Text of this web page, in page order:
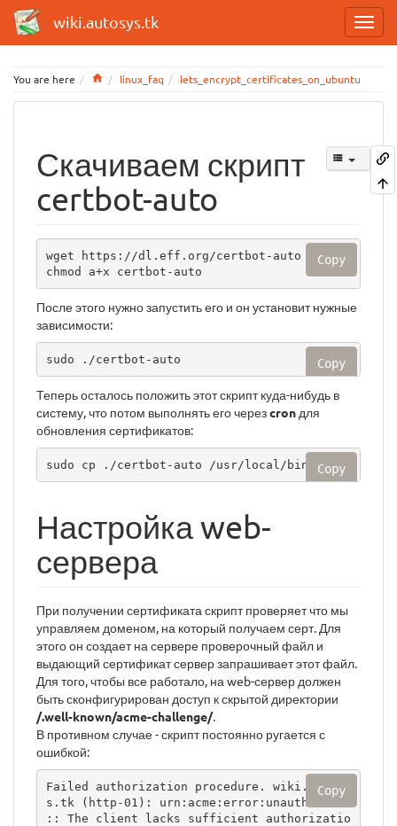
wiki.autosys.tk
You are here Homelinux_faq lets_encrypt_certificates_on_ubuntu
Скачиваем скрипт
certbot-auto
wget https://dl.eff.org/certbot-auto
chmod a+x certbot-auto
Copy
После этого нужно запустить его и он установит нужные
зависимости:
sudo ./certbot-auto Copy
Теперь осталось положить этот скрипт куда-нибудь в
систему, что потом выполнять его черезcron для
обновления сертификатов:
sudo cp ./certbot-auto /usr/local/bin/ Copy
Настройка web-
сервера
При получении сертификата скрипт проверяет что мы
управляем доменом, на который получаем серт. Для
этого он создает на сервере проверочный файл и
выдающий сертификат сервер запрашивает этот файл.
Для того, чтобы все работало, на web-сервер должен
быть сконфигурирован доступ к скрытой директории
/.well-known/acme-challenge/.
В противном случае - скрипт постоянно ругается с
ошибкой:
Failed authorization procedure. wiki.autosy
s.tk (http-01): urn:acme:error:unauthorized
:: The client lacks sufficient authorizatio
Copy